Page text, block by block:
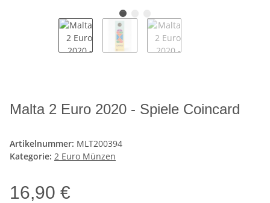
Malta 2 Euro 2020 - Spiele Coincard
Artikelnummer: MLT200394
Kategorie: 2 Euro Münzen
16,90 €